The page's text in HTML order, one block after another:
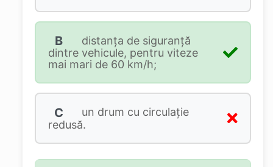
B
distanţa de siguranţă
dintre vehicule, pentru viteze
mai mari de 60 km/h;
C
un drum cu circulaţie
redusă.